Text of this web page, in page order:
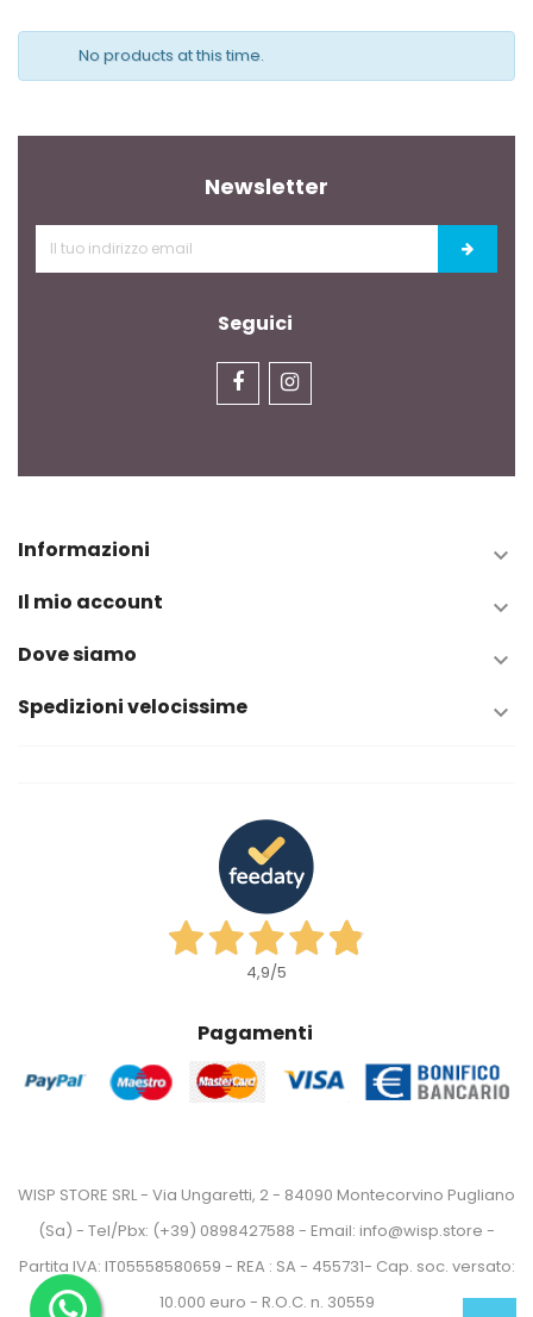
No products at this time.
Newsletter
Seguici
Informazioni 
Il mio account 
Dove siamo 
Spedizioni velocissime 
4,9/5
Pagamenti
WISP STORE SRL - Via Ungaretti, 2 - 84090 Montecorvino Pugliano
(Sa) - Tel/Pbx: (+39) 0898427588 - Email: info@wisp.store -
Partita IVA: IT05558580659 - REA : SA - 455731- Cap. soc. versato:
10.000 euro - R.O.C. n. 30559